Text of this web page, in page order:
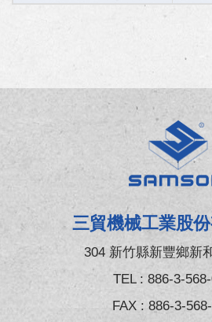
三貿機械工業股
304 新竹縣新豐鄉新
TEL : 886-3-
FAX : 886-3-